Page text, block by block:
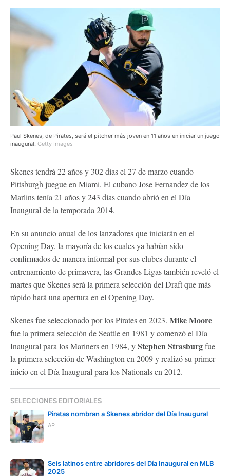
Paul Skenes, de Pirates, será el pitcher más joven en 11 años en iniciar un juego
inaugural. Getty Images
Skenes tendrá 22 años y 302 días el 27 de marzo cuando
Pittsburgh juegue en Miami. El cubano Jose Fernandez de los
Marlins tenía 21 años y 243 días cuando abrió en el Día
Inaugural de la temporada 2014.
En su anuncio anual de los lanzadores que iniciarán en el
Opening Day, la mayoría de los cuales ya habían sido
confirmados de manera informal por sus clubes durante el
entrenamiento de primavera, las Grandes Ligas también reveló el
martes que Skenes será la primera selección del Draft que más
rápido hará una apertura en el Opening Day.
Skenes fue seleccionado por los Pirates en 2023. Mike Moore
fue la primera selección de Seattle en 1981 y comenzó el Día
Inaugural para los Mariners en 1984, yStephen Strasburgfue
la primera selección de Washington en 2009 y realizó su primer
inicio en el Día Inaugural para los Nationals en 2012.
SELECCIONES EDITORIALES
Piratas nombran a Skenes abridor del Día Inaugural
AP
Seis latinos entre abridores del Día Inaugural en MLB
2025